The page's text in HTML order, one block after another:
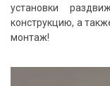
установки
конструкцию, а
монтаж!